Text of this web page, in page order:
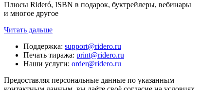
Плюсы Rideró, ISBN в подарок, буктрейлеры, вебинары
и многое другое
Читать дальше
Поддержка: support@ridero.ru
Печать тиража: print@ridero.ru
Наши услуги: order@ridero.ru
Предоставляя персональные данные по указанным